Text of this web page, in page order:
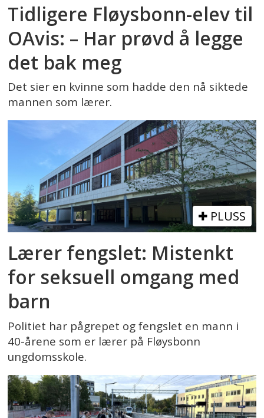
Tidligere Fløysbonn-elev til
OAvis: – Har prøvd å legge
det bak meg
Det sier en kvinne som hadde den nå siktede
mannen som lærer.
PLUSS
Lærer fengslet: Mistenkt
for seksuell omgang med
barn
Politiet har pågrepet og fengslet en mann i
40-årene som er lærer på Fløysbonn
ungdomsskole.